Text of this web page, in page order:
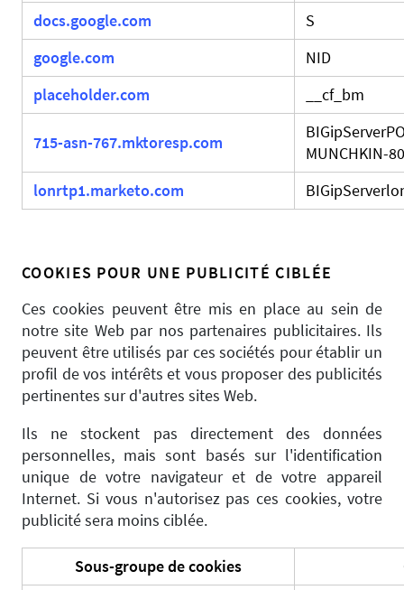
docs.google.com
S
google.com
NID
placeholder.com
__cf_bm
715-asn-767.mktoresp.com
MUNCHKIN-80
lonrtp1.marketo.com
COOKIES POUR UNE PUBLICITÉ CIBLÉE
Ces cookies peuvent être mis en place au sein de
notre site Web par nos partenaires publicitaires. Ils
peuvent être utilisés par ces sociétés pour établir un
profil de vos intérêts et vous proposer des publicités
pertinentes sur d'autres sites Web.
Ils ne stockent pas directement des données
personnelles, mais sont basés sur l'identification
unique de votre navigateur et de votre appareil
Internet. Si vous n'autorisez pas ces cookies, votre
publicité sera moins ciblée.
Sous-groupe de cookies